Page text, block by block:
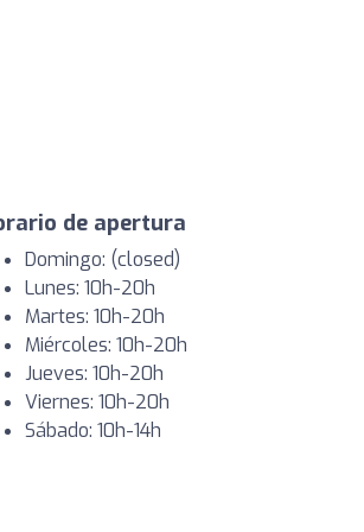
de apertura
Domingo: (closed)
Lunes: 10h-20h
Martes: 10h-20h
Miércoles: 10h-20h
Jueves: 10h-20h
Viernes: 10h-20h
Sábado: 10h-14h